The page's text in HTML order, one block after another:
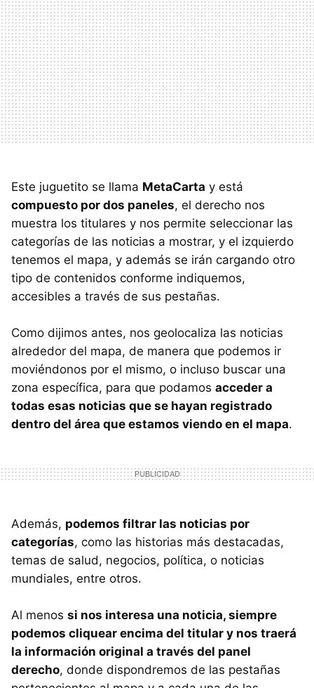
Este juguetito se llama MetaCarta y está
compuesto por dos paneles, el derecho nos
muestra los titulares y nos permite seleccionar las
categorías de las noticias a mostrar, y el izquierdo
tenemos el mapa, y además se irán cargando otro
tipo de contenidos conforme indiquemos,
accesibles a través de sus pestañas.
Como dijimos antes, nos geolocaliza las noticias
alrededor del mapa, de manera que podemos ir
moviéndonos por el mismo, o incluso buscar una
zona específica, para que podamos acceder a
todas esas noticias que se hayan registrado
dentro del área que estamos viendo en el mapa.
Además, podemos filtrar las noticias por
categorías, como las historias más destacadas,
temas de salud, negocios, política, o noticias
mundiales, entre otros.
Al menos si nos interesa una noticia, siempre
podemos cliquear encima del titular y nos traerá
la información original a través del panel
derecho, donde dispondremos de las pestañas